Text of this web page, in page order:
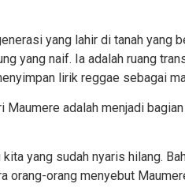
yang lahir di tanah yang
yang naif. Ia adalah ruang
lirik reggae sebagai
Maumere adalah menjadi
yang sudah nyaris hilang.
orang-orang menyebut